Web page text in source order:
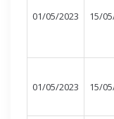
01/05/2023 15/
01/05/2023 15/